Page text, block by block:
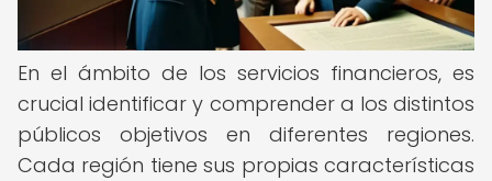
En el ámbito de los servicios financieros, es
crucial identificar y comprender a los distintos
públicos objetivos en diferentes regiones.
Cada región tiene sus propias características